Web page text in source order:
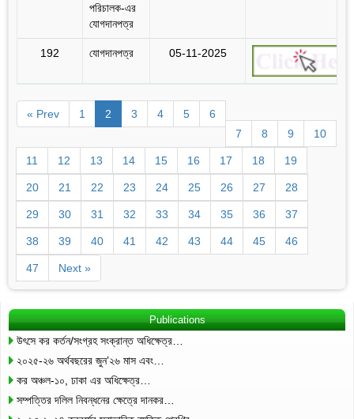
পরিচালক-এর
যোগদানপত্র
192 যোগদানপত্র 05-11-2025
« Prev 1 2 3 4 5
6
7
8 9 10
11 12 13 14 15 16 17 18 19
20 21 22 23 24 25 26 27 28
29 30 31 32 33 34 35 36 37
38 39 40 41 42 43 44 45 46
47 Next »
Publications
উৎসে কর কর্তন/সংগ্রহ সংক্রান্ত অধিক্ষেত্র…
২০২৫-২৬ অর্থবছরের জুন’২৬ মাস এবং…
কর অঞ্চল-১০, ঢাকা এর অধিক্ষেত্র…
সম্পত্তির দলিল নিবন্ধনের ক্ষেত্রে দানকর…